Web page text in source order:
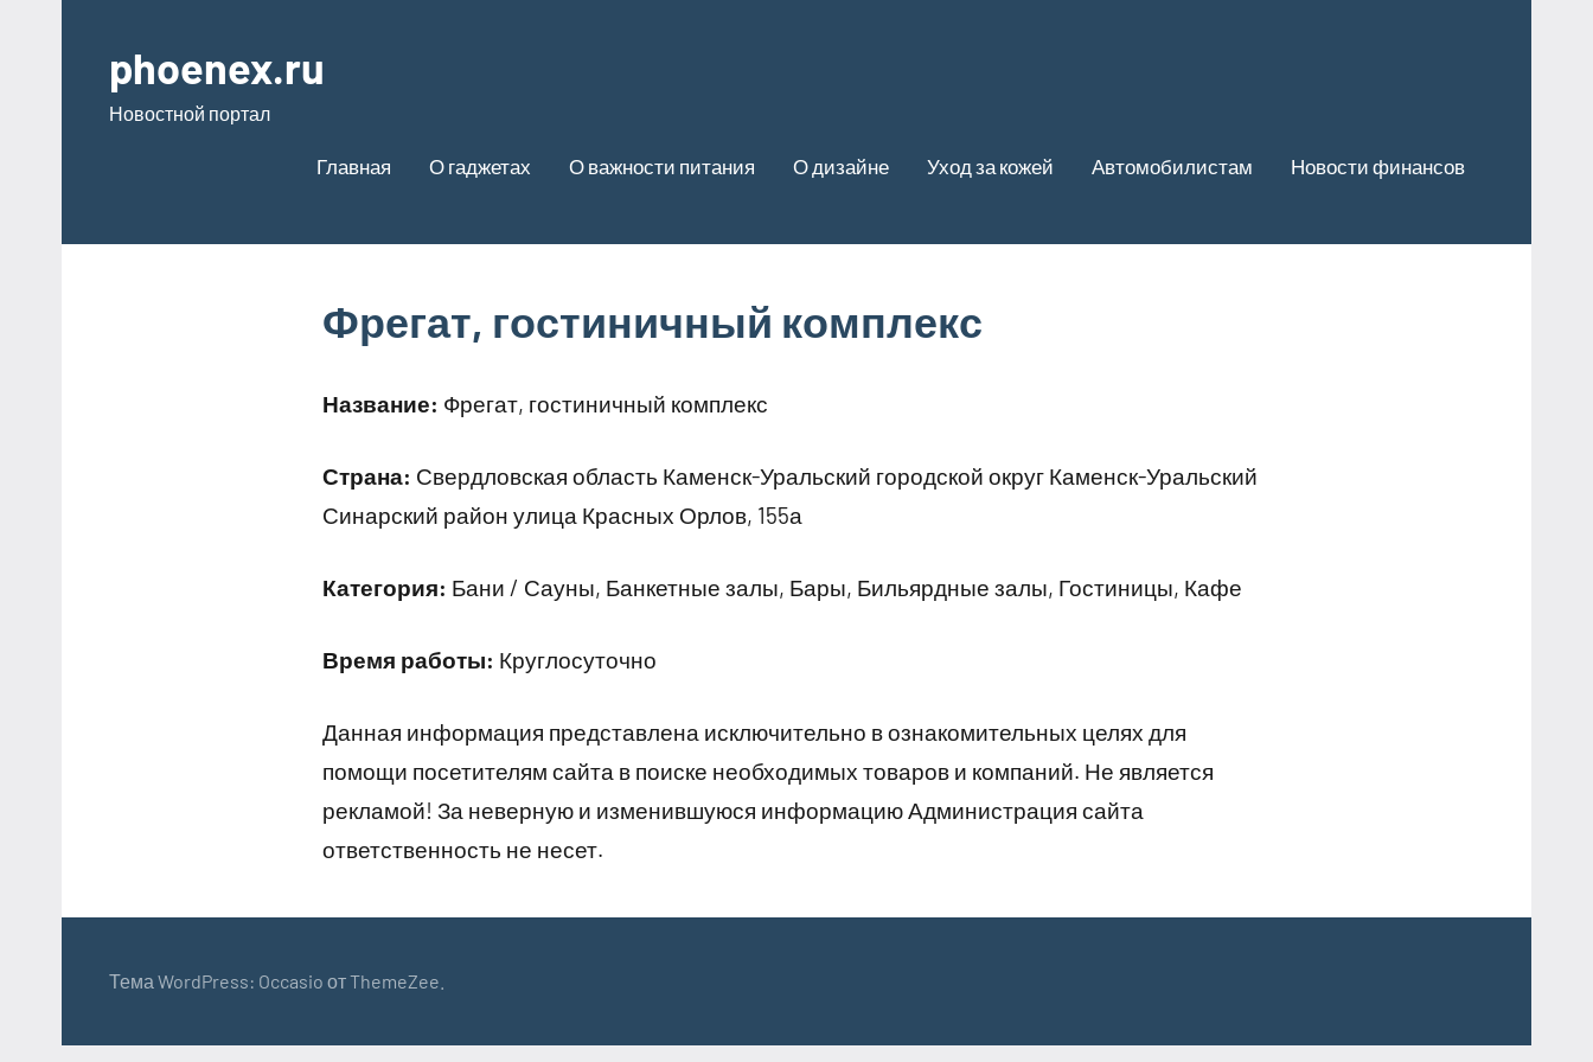
содержимому
phoenex.ru
Новостной портал
Главная О гаджетах О важности питания О дизайне Уход за кожей Автомобилистам Новости финансов
Фрегат, гостиничный комплекс
Название: Фрегат, гостиничный комплекс
Страна: Свердловская область Каменск-Уральский городской округ Каменск-Уральский
Синарский район улица Красных Орлов, 155а
Категория: Бани / Сауны, Банкетные залы, Бары, Бильярдные залы, Гостиницы, Кафе
Время работы: Круглосуточно
Данная информация представлена исключительно в ознакомительных целях для
помощи посетителям сайта в поиске необходимых товаров и компаний. Не является
рекламой! За неверную и изменившуюся информацию Администрация сайта
ответственность не несет.
Тема WordPress: Occasio от ThemeZee.